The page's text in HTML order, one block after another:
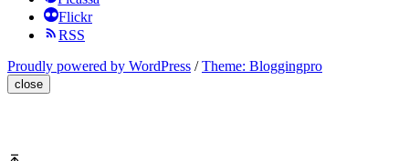
Flickr
RSS
Proudly powered by WordPress /Theme: Bloggingpro
close